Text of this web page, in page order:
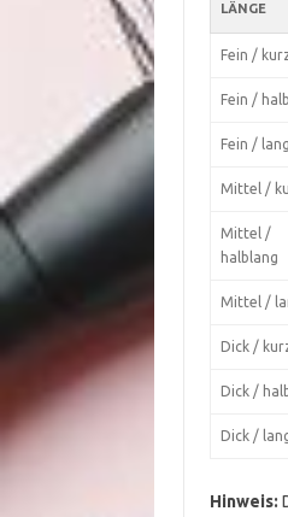
LÄNGE
Fein /
Fein /
Fein / lang
Mittel /
Mittel /
halblang
Mittel /
Dick /
Dick /
Dick /
Hinweis: